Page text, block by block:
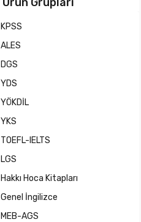
KPSS
ALES
DGS
YDS
YÖKDİL
YKS
TOEFL-IELTS
LGS
Hakkı Hoca Kitapları
Genel İngilizce
MEB-AGS